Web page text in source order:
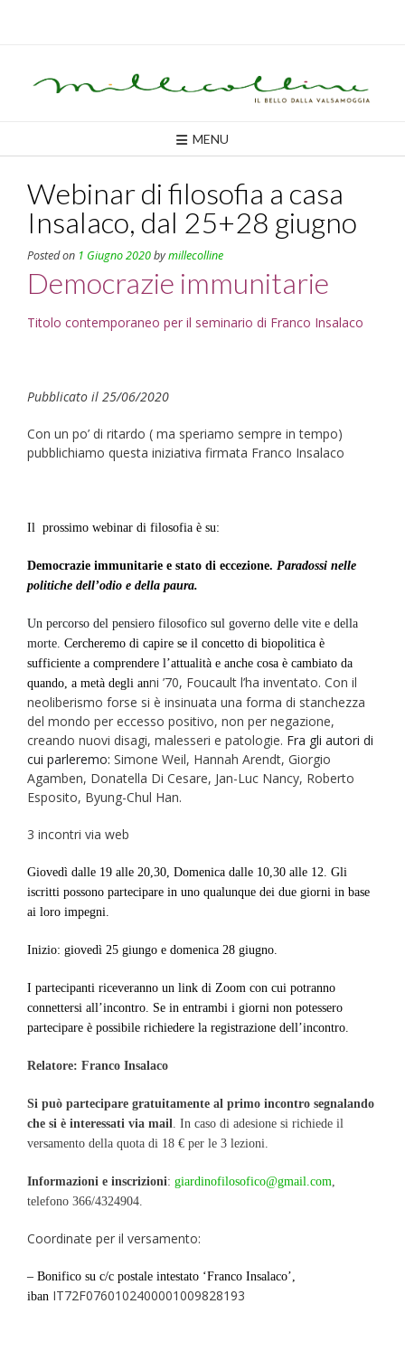
MENU
Webinar di filosofia a casa
Insalaco, dal 25+28 giugno
Posted on 1 Giugno 2020bymillecolline
Democrazie immunitarie
Titolo contemporaneo per il seminario di Franco Insalaco
Pubblicato il 25/06/2020
Con un po’ di ritardo ( ma speriamo sempre in tempo)
pubblichiamo questa iniziativa firmata Franco Insalaco
Il prossimo webinar di filosofia è su:
Democrazie immunitarie e stato di eccezione. Paradossi nelle
politiche dell’odio e della paura.
Un percorso del pensiero filosofico sul governo delle vite e della
morte. Cercheremo di capire se il concetto di biopolitica è
sufficiente a comprendere l’attualità e anche cosa è cambiato da
quando, a metà degli anni ’70, Foucault l’ha inventato. Con il
neoliberismo forse si è insinuata una forma di stanchezza
del mondo per eccesso positivo, non per negazione,
creando nuovi disagi, malesseri e patologie. Fra gli autori di
cui parleremo: Simone Weil, Hannah Arendt, Giorgio
Agamben, Donatella Di Cesare, Jan-Luc Nancy, Roberto
Esposito, Byung-Chul Han.
3 incontri via web
Giovedì dalle 19 alle 20,30, Domenica dalle 10,30 alle 12. Gli
iscritti possono partecipare in uno qualunque dei due giorni in base
ai loro impegni.
Inizio: giovedì 25 giungo e domenica 28 giugno.
I partecipanti riceveranno un link di Zoom con cui potranno
connettersi all’incontro. Se in entrambi i giorni non potessero
partecipare è possibile richiedere la registrazione dell’incontro.
Relatore: Franco Insalaco
Si può partecipare gratuitamente al primo incontro segnalando
che si è interessati via mail. In caso di adesione si richiede il
versamento della quota di 18 € per le 3 lezioni.
Informazioni e inscrizioni: giardinofilosofico@gmail.com,
telefono 366/4324904.
Coordinate per il versamento:
– Bonifico su c/c postale intestato ‘Franco Insalaco’,
iban IT72F0760102400001009828193